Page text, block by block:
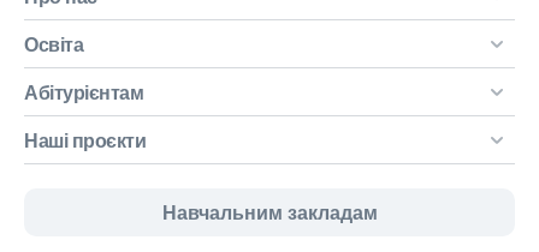
Освіта
Абітурієнтам
Наші проєкти
Навчальним закладам